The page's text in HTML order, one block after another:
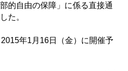
的自由の保障」に係る直接通
た。
年1月16日（金）に開催予